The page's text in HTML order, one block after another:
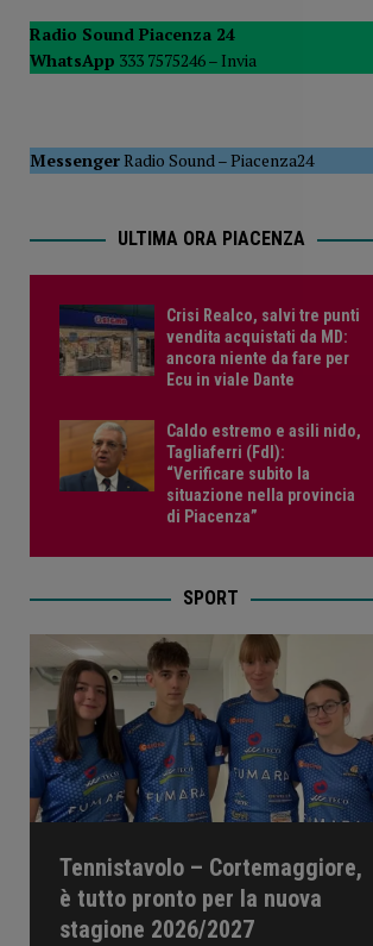
[ 5 Agosto 2026 ] Tennistavolo –
Radio Sound Piacenza 24
WhatsApp 333 7575246 – Invia
MessengerRadio Sound–Piacenza24
ULTIMA ORA PIACENZA
Crisi Realco, salvi tre punti
vendita acquistati da MD:
ancora niente da fare per
Ecu in viale Dante
Caldo estremo e asili nido,
Tagliaferri (FdI):
“Verificare subito la
situazione nella provincia
di Piacenza”
SPORT
Tennistavolo – Cortemaggiore,
è tutto pronto per la nuova
stagione 2026/2027